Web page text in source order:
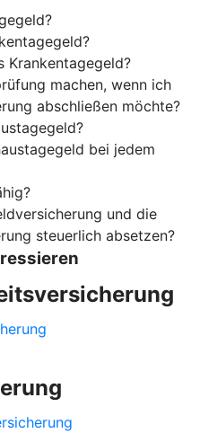
Krankentagegeld?
machen, wenn ich
abschließen möchte?
bei jedem
und die
steuerlich absetzen?